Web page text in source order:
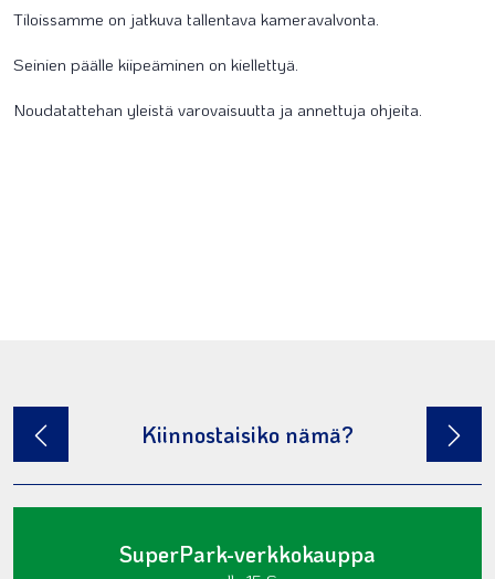
Tiloissamme on jatkuva tallentava kameravalvonta.
Seinien päälle kiipeäminen on kiellettyä.
Noudatattehan yleistä varovaisuutta ja annettuja ohjeita.
Kiinnostaisiko nämä?
SuperPark-verkkokauppa